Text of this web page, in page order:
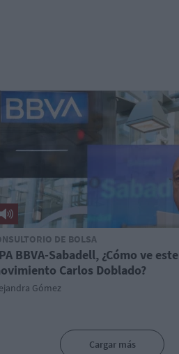
DE BOLSA
BBVA-Sabadell, ¿Cómo ve este
Carlos Doblado?
Gómez
Cargar más